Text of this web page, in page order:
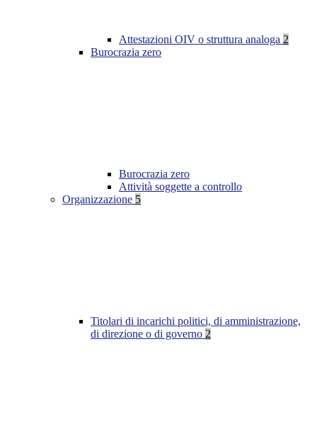
Attestazioni OIV o struttura analoga 2
Burocrazia zero
Burocrazia zero
Attività soggette a controllo
Organizzazione 5
Titolari di incarichi politici, di amministrazione,
di direzione o di governo 2